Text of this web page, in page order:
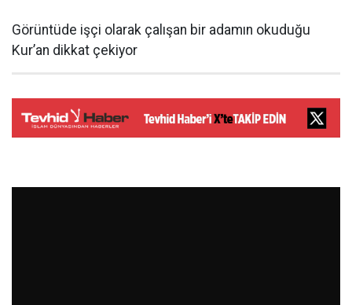
Görüntüde işçi olarak çalışan bir adamın okuduğu
Kur’an dikkat çekiyor